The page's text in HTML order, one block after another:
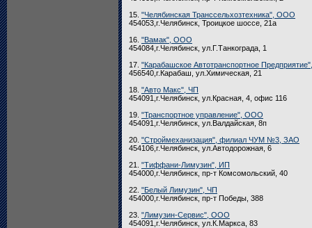
15. "Челябинская Транссельхозтехника", ООО
454053,г.Челябинск, Троицкое шоссе, 21а
16. "Вамак", ООО
454084,г.Челябинск, ул.Г.Танкограда, 1
17. "Карабашское Автотранспортное
456540,г.Карабаш, ул.Химическая, 21
18. "Авто Макс", ЧП
454091,г.Челябинск, ул.Красная, 4, офис 116
19. "Транспортное управление", ООО
454091,г.Челябинск, ул.Валдайская, 8п
20. "Строймеханизация", филиал ЧУМ №3, ЗАО
454106,г.Челябинск, ул.Автодорожная, 6
21. "Тиффани-Лимузин", ИП
454000,г.Челябинск, пр-т Комсомольский, 40
22. "Белый Лимузин", ЧП
454000,г.Челябинск, пр-т Победы, 388
23. "Лимузин-Сервис", ООО
454091,г.Челябинск, ул.К.Маркса, 83